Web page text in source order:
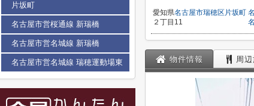
愛知県名古屋市瑞穂区 片坂町
２丁目11
物件情報 周
片坂町
名古屋市営桜通線 新瑞橋
名古屋市営名城線 新瑞橋
名古屋市営名城線 瑞穂運動場東